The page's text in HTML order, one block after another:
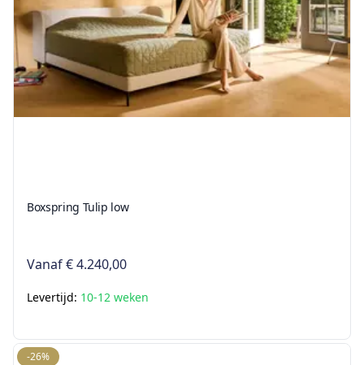
Boxspring Tulip low
Vanaf€ 4.240,00
Levertijd: 10-12 weken
-26%